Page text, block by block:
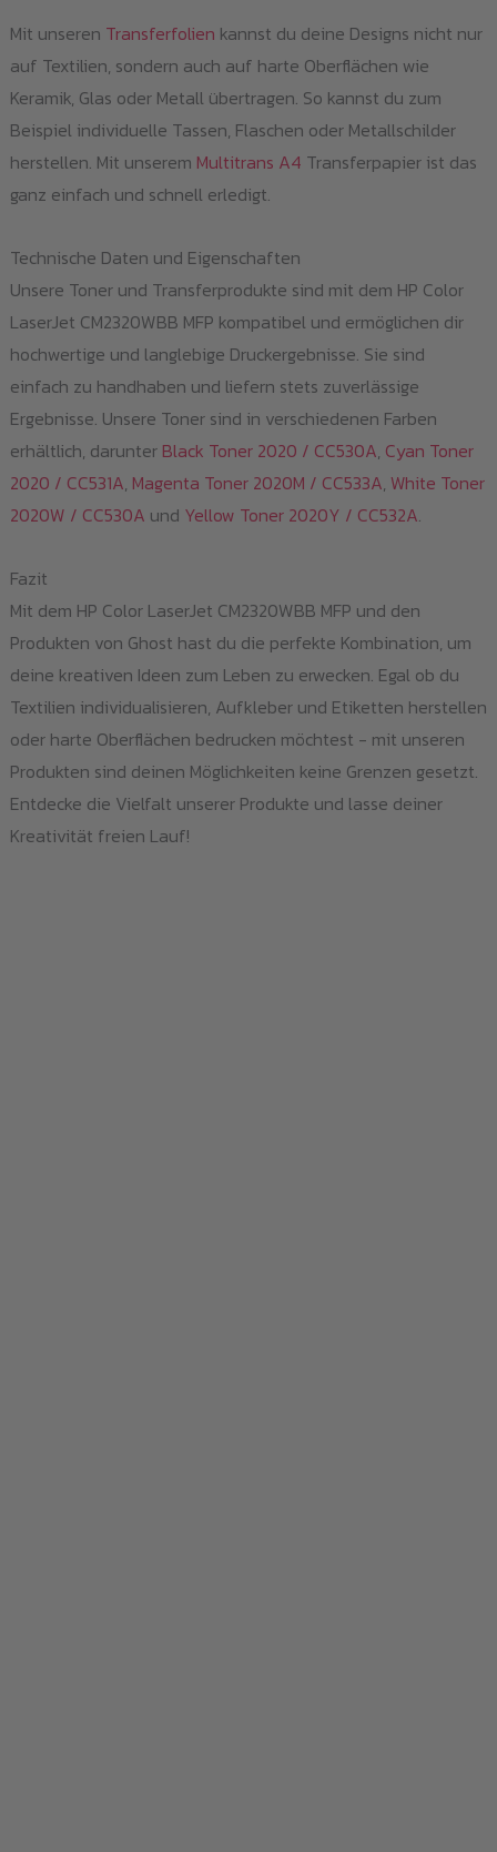
Mit unseren Transferfolien kannst du deine Designs nicht nur
auf Textilien, sondern auch auf harte Oberflächen wie
Keramik, Glas oder Metall übertragen. So kannst du zum
Beispiel individuelle Tassen, Flaschen oder Metallschilder
herstellen. Mit unserem Multitrans A4 Transferpapier ist das
ganz einfach und schnell erledigt.
Technische Daten und Eigenschaften
Unsere Toner und Transferprodukte sind mit dem HP Color
LaserJet CM2320WBB MFP kompatibel und ermöglichen dir
hochwertige und langlebige Druckergebnisse. Sie sind
einfach zu handhaben und liefern stets zuverlässige
Ergebnisse. Unsere Toner sind in verschiedenen Farben
erhältlich, darunter Black Toner 2020 / CC530A, Cyan Toner
2020 / CC531A, Magenta Toner 2020M / CC533A, White Toner
2020W / CC530A und Yellow Toner 2020Y / CC532A.
Fazit
Mit dem HP Color LaserJet CM2320WBB MFP und den
Produkten von Ghost hast du die perfekte Kombination, um
deine kreativen Ideen zum Leben zu erwecken. Egal ob du
Textilien individualisieren, Aufkleber und Etiketten herstellen
oder harte Oberflächen bedrucken möchtest - mit unseren
Produkten sind deinen Möglichkeiten keine Grenzen gesetzt.
Entdecke die Vielfalt unserer Produkte und lasse deiner
Kreativität freien Lauf!